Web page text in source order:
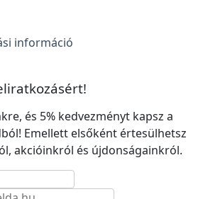
információ
és 5% kedvezményt kapsz a
Emellett elsőként értesülhetsz
akcióinkról és újdonságainkról.